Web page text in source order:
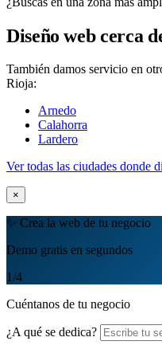
Quiero mi panel
Diseño web cerca
También damos servicio en
Rioja:
Arnedo
Calahorra
Lardero
Ver todas las ciudades donde
×
✨ Crea la web de tu negocio
Demo gratis en segundos
1/4
Cuéntanos de tu negocio
¿A qué se dedica?